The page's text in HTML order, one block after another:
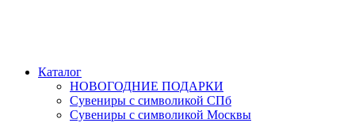
Каталог
НОВОГОДНИЕ ПОДАРКИ
Сувениры с символикой СПб
Сувениры с символикой Москвы